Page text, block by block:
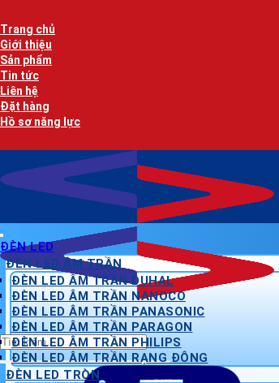
qua
nội
dung
Trang chủ
Giới thiệu
Sản phẩm
Tin tức
Liên hệ
Đặt hàng
Hồ sơ năng lực
Tìm
kiếm:
ĐÈN LED
ĐÈN LED ÂM TRẦN
ĐÈN LED ÂM TRẦN DUHAL
ĐÈN LED ÂM TRẦN NANOCO
ĐÈN LED ÂM TRẦN PANASONIC
ĐÈN LED ÂM TRẦN PARAGON
ĐÈN LED ÂM TRẦN PHILIPS
ĐÈN LED ÂM TRẦN RẠNG ĐÔNG
ĐÈN LED TRÒN